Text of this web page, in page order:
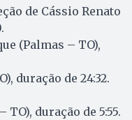
de Cássio Renato
(Palmas – TO),
duração de 24:32.
duração de 5:55.